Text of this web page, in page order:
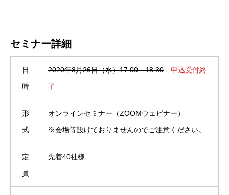
セミナー詳細
日
時
2020年8月26日（水）17:00～18:30
申込受付終
了
形
式
オンラインセミナー（ZOOMウェビナー）
※会場等設けておりませんのでご注意ください。
定
員
先着40社様